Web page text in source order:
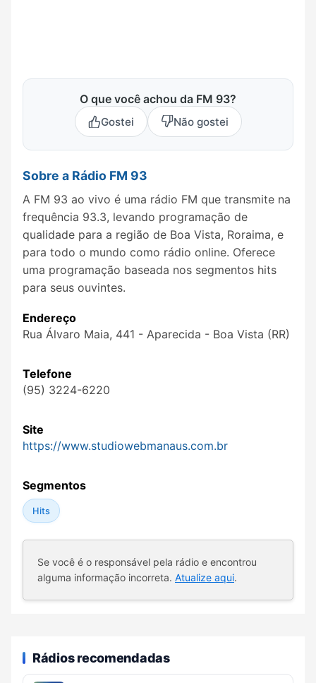
O que você achou da FM 93?
Gostei Não gostei
Sobre a Rádio FM 93
A FM 93 ao vivo é uma rádio FM que transmite na
frequência 93.3, levando programação de
qualidade para a região de Boa Vista, Roraima, e
para todo o mundo como rádio online. Oferece
uma programação baseada nos segmentos hits
para seus ouvintes.
Endereço
Rua Álvaro Maia, 441 - Aparecida - Boa Vista (RR)
Telefone
(95) 3224-6220
Site
https://www.studiowebmanaus.com.br
Segmentos
Hits
Se você é o responsável pela rádio e encontrou
alguma informação incorreta. Atualize aqui.
Rádios recomendadas